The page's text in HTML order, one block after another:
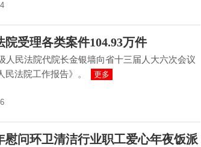
院受理各类案件104.93万件
人民法院代院长金银墙向省十三届人大六次会议
法院工作报告》。
更多
慰问环卫清洁行业职工爱心年夜饭派